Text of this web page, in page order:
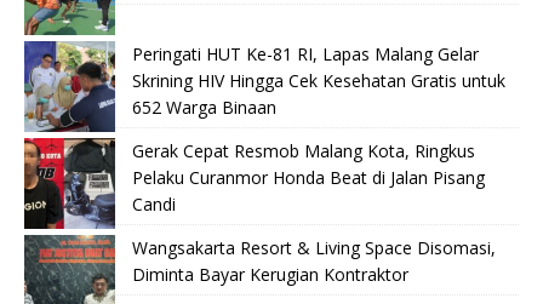
Peringati HUT Ke-81 RI, Lapas Malang Gelar
Skrining HIV Hingga Cek Kesehatan Gratis untuk
652 Warga Binaan
Gerak Cepat Resmob Malang Kota, Ringkus
Pelaku Curanmor Honda Beat di Jalan Pisang
Candi
Wangsakarta Resort & Living Space Disomasi,
Diminta Bayar Kerugian Kontraktor